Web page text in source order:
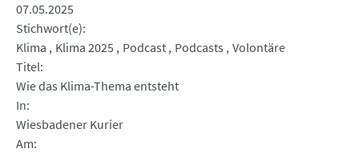
07.05.2025
Stichwort(e)
Klima
Klima 2025 Podcast Podcasts Volontäre
Titel
Wie das Klima-Thema entsteht
In
Wiesbadener Kurier
Am